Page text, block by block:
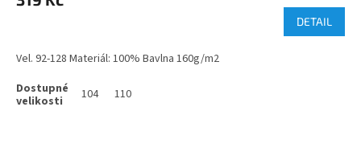
DETAIL
Vel. 92-128 Materiál: 100% Bavlna 160g/m2
104 110